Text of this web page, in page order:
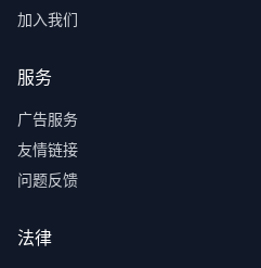
加入我们
服务
广告服务
友情链接
问题反馈
法律